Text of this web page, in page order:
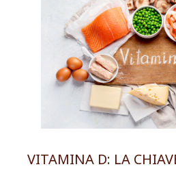
VITAMINA D: LA